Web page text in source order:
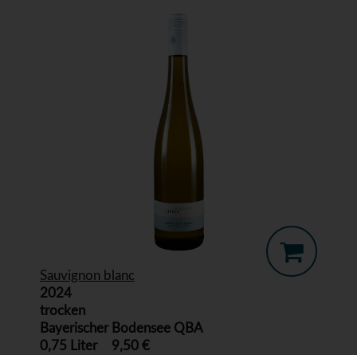
Sauvignon blanc
2024
trocken
Bayerischer Bodensee QBA
0,75 Liter
9,50 €